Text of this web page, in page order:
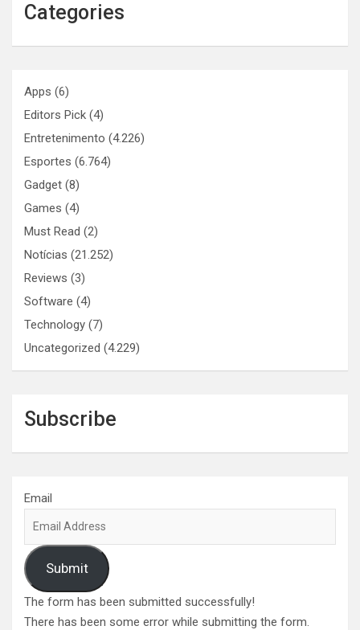
Categories
Apps (6)
Editors Pick (4)
Entretenimento (4.226)
Esportes (6.764)
Gadget (8)
Games (4)
Must Read (2)
Notícias (21.252)
Reviews (3)
Software (4)
Technology (7)
Uncategorized (4.229)
Subscribe
Email
Submit
The form has been submitted successfully!
There has been some error while submitting the form.